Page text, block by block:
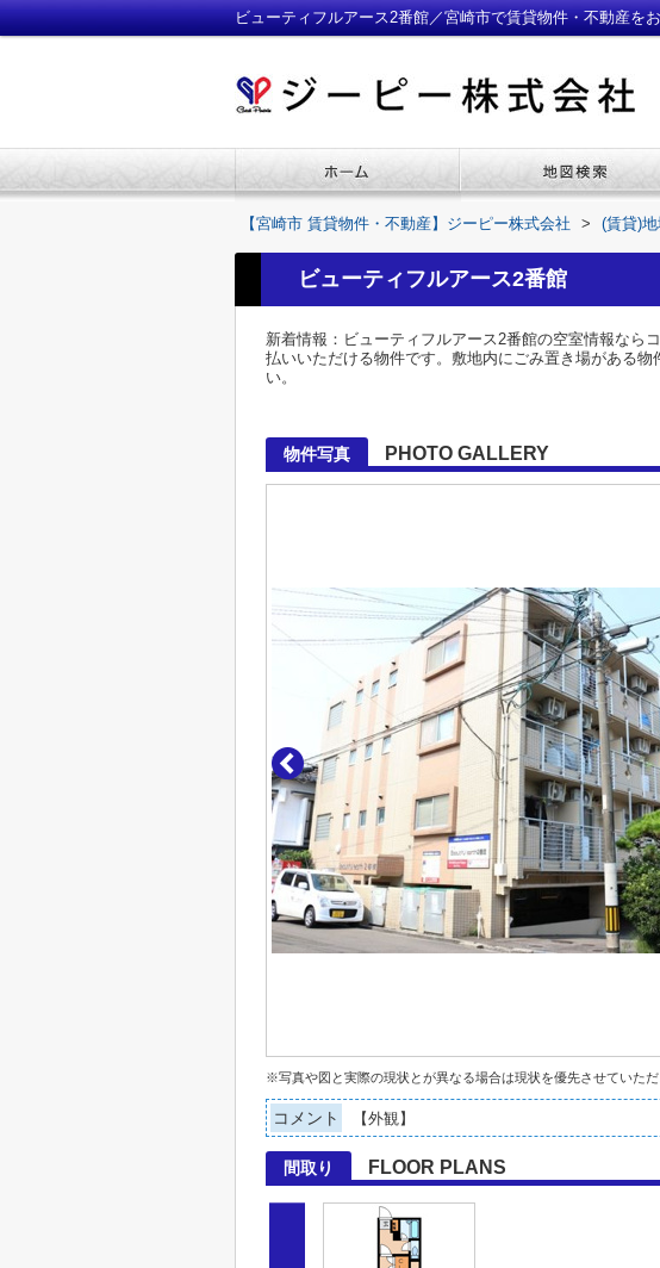
ビューティフルアース2番館／宮崎市で賃貸物件・不動産を
【宮崎市 賃貸物件・不動産】ジーピー株式会社 > (賃貸)
ビューティフルアース2番館
新着情報：ビューティフルアース2番館の空室情報なら
払いいただける物件です。敷地内にごみ置き場がある
い。
物件写真 PHOTO GALLERY
※写真や図と実際の現状とが異なる場合は現状を優先させていただ
コメント 【外観】
間取り FLOOR PLANS